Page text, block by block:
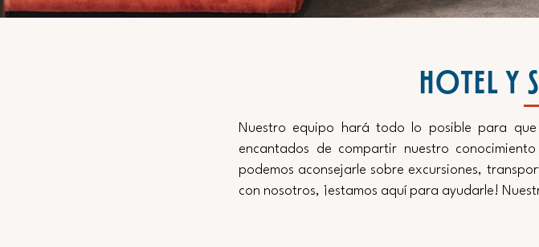
HOTEL Y
Nuestro equipo hará todo lo posible para que
encantados de compartir nuestro
podemos aconsejarle sobre excursiones,
con nosotros, ¡estamos aquí para ayudarle!